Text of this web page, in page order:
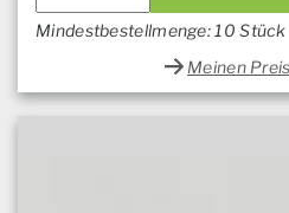
Mindestbestellmenge: 10 Stück
Meinen